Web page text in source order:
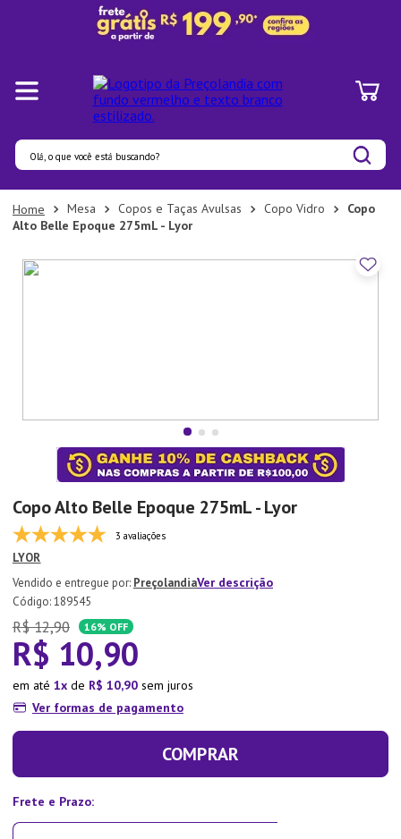
Olá, o que você está buscando?
Mesa Copos e Taças Avulsas Copo Vidro
Copo
Alto Belle Epoque 275mL - Lyor
Copo Alto Belle Epoque 275mL - Lyor
3 avaliações
LYOR
PreçolandiaVer descrição
:189545
R$ 12,90 16% OFF
R$ 10,90
em até 1 de R$ 10,90 sem juros
Ver formas de pagamento
COMPRAR
Termos mais buscados
1 º
Panelas
2º
Pratos
7º
Tapete
Aparelho Jantar
Xicara
10º Lixeira